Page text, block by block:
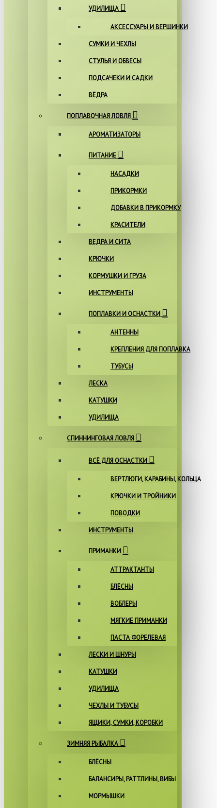
УДИЛИЩА
АКСЕССУАРЫ И ВЕРШИНКИ
СУМКИ И ЧЕХЛЫ
СТУЛЬЯ И ОБВЕСЫ
ПОДСАЧЕКИ И САДКИ
ВЁДРА
ПОПЛАВОЧНАЯ ЛОВЛЯ
АРОМАТИЗАТОРЫ
ПИТАНИЕ
НАСАДКИ
ПРИКОРМКИ
ДОБАВКИ В ПРИКОРМКУ
КРАСИТЕЛИ
ВЕДРА И СИТА
КРЮЧКИ
КОРМУШКИ И ГРУЗА
ИНСТРУМЕНТЫ
ПОПЛАВКИ И ОСНАСТКИ
АНТЕННЫ
КРЕПЛЕНИЯ ДЛЯ ПОПЛАВКА
ТУБУСЫ
ЛЕСКА
КАТУШКИ
УДИЛИЩА
СПИННИНГОВАЯ ЛОВЛЯ
ВСЁ ДЛЯ ОСНАСТКИ
ВЕРТЛЮГИ, КАРАБИНЫ, КОЛЬЦА
КРЮЧКИ И ТРОЙНИКИ
ПОВОДКИ
ИНСТРУМЕНТЫ
ПРИМАНКИ
АТТРАКТАНТЫ
БЛЁСНЫ
ВОБЛЕРЫ
МЯГКИЕ ПРИМАНКИ
ПАСТА ФОРЕЛЕВАЯ
ЛЕСКИ И ШНУРЫ
КАТУШКИ
УДИЛИЩА
ЧЕХЛЫ И ТУБУСЫ
ЯЩИКИ, СУМКИ, КОРОБКИ
ЗИМНЯЯ РЫБАЛКА
БЛЁСНЫ
БАЛАНСИРЫ, РАТТЛИНЫ, ВИБЫ
МОРМЫШКИ